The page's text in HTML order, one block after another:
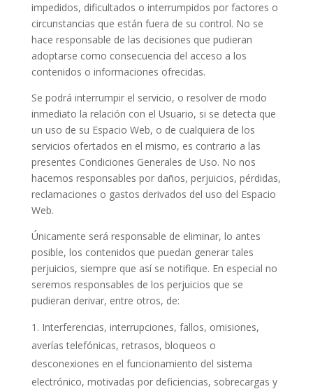
impedidos, dificultados o interrumpidos por factores o
circunstancias que están fuera de su control. No se
hace responsable de las decisiones que pudieran
adoptarse como consecuencia del acceso a los
contenidos o informaciones ofrecidas.
Se podrá interrumpir el servicio, o resolver de modo
inmediato la relación con el Usuario, si se detecta que
un uso de su Espacio Web, o de cualquiera de los
servicios ofertados en el mismo, es contrario a las
presentes Condiciones Generales de Uso. No nos
hacemos responsables por daños, perjuicios, pérdidas,
reclamaciones o gastos derivados del uso del Espacio
Web.
Únicamente será responsable de eliminar, lo antes
posible, los contenidos que puedan generar tales
perjuicios, siempre que así se notifique. En especial no
seremos responsables de los perjuicios que se
pudieran derivar, entre otros, de:
Interferencias, interrupciones, fallos, omisiones,
averías telefónicas, retrasos, bloqueos o
desconexiones en el funcionamiento del sistema
electrónico, motivadas por deficiencias, sobrecargas y